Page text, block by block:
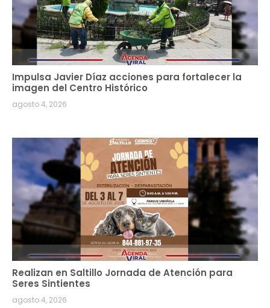
Impulsa Javier Díaz acciones para fortalecer la
imagen del Centro Histórico
agosto 4, 2026
Realizan en Saltillo Jornada de Atención para
Seres Sintientes
agosto 4, 2026